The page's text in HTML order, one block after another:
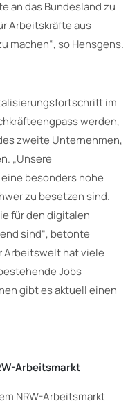
an das Bundesland zu
Arbeitskräfte aus
machen“, so Hensgens.
im
werden,
zweite Unternehmen,
„Unsere
besonders hohe
zu besetzen sind.
für den digitalen
sind“, betonte
Arbeitswelt hat viele
Jobs
gibt es aktuell einen
Arbeitsmarkt
NRW-Arbeitsmarkt